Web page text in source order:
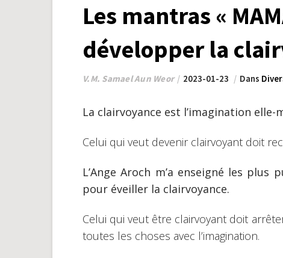
Les mantras «
développer la
V.M. Samael Aun Weor 2023-01-23 Dans
La clairvoyance est l’imagination elle-
Celui qui veut devenir clairvoyant doit
L’Ange Aroch m’a enseigné les
pour éveiller la clairvoyance.
Celui qui veut être clairvoyant doit
toutes les choses avec l’imagination.